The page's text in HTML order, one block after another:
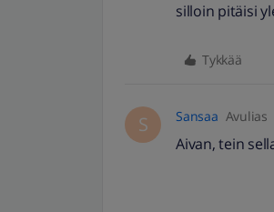
silloin pitäisi
Tykkää
S Sansaa Avulias
Aivan, tein